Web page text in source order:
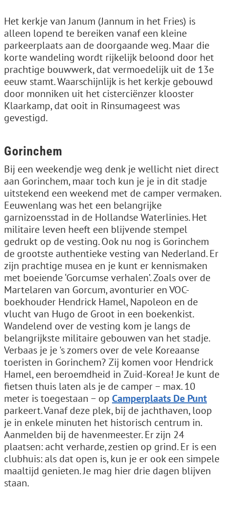
Het kerkje van Janum (Jannum in het Fries) is
alleen lopend te bereiken vanaf een kleine
parkeerplaats aan de doorgaande weg. Maar die
korte wandeling wordt rijkelijk beloond door het
prachtige bouwwerk, dat vermoedelijk uit de 13e
eeuw stamt. Waarschijnlijk is het kerkje gebouwd
door monniken uit het cisterciënzer klooster
Klaarkamp, dat ooit in Rinsumageest was
gevestigd.
Gorinchem
Bij een weekendje weg denk je wellicht niet direct
aan Gorinchem, maar toch kun je je in dit stadje
uitstekend een weekend met de camper vermaken.
Eeuwenlang was het een belangrijke
garnizoensstad in de Hollandse Waterlinies. Het
militaire leven heeft een blijvende stempel
gedrukt op de vesting. Ook nu nog is Gorinchem
de grootste authentieke vesting van Nederland. Er
zijn prachtige musea en je kunt er kennismaken
met boeiende ‘Gorcumse verhalen’. Zoals over de
Martelaren van Gorcum, avonturier en VOC-
boekhouder Hendrick Hamel, Napoleon en de
vlucht van Hugo de Groot in een boekenkist.
Wandelend over de vesting kom je langs de
belangrijkste militaire gebouwen van het stadje.
Verbaas je je 's zomers over de vele Koreaanse
toeristen in Gorinchem? Zij komen voor Hendrick
Hamel, een beroemdheid in Zuid-Korea! Je kunt de
fietsen thuis laten als je de camper − max. 10
meter is toegestaan − op Camperplaats De Punt
parkeert. Vanaf deze plek, bij de jachthaven, loop
je in enkele minuten het historisch centrum in.
Aanmelden bij de havenmeester. Er zijn 24
plaatsen: acht verharde, zestien op grind. Er is een
clubhuis: als dat open is, kun je er ook een simpele
maaltijd genieten. Je mag hier drie dagen blijven
staan.